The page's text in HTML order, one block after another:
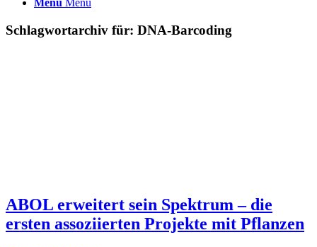
Menü Menü
Schlagwortarchiv für: DNA-Barcoding
ABOL erweitert sein Spektrum – die
ersten assoziierten Projekte mit Pflanzen